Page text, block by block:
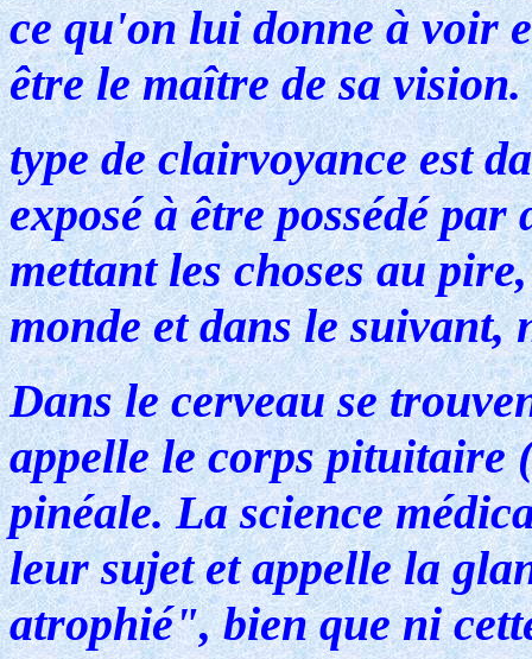
ce qu'on lui donne à voir
être le maître de sa vision.
type de clairvoyance est
exposé à être possédé par
mettant les choses au
monde et dans le suivant,
Dans le cerveau se
appelle le corps pituitaire
pinéale. La science
leur sujet et appelle la
atrophié", bien que ni